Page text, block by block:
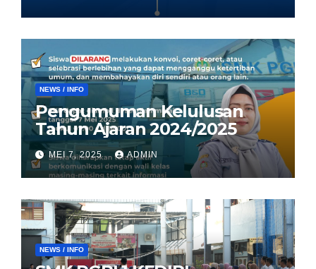
NEWS / INFO
Pengumuman Kelulusan
Tahun Ajaran 2024/2025
MEI 7, 2025 ADMIN
NEWS / INFO